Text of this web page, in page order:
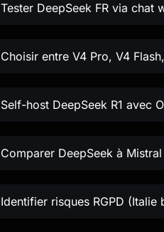
Tester DeepSeek FR via chat
Choisir entre V4 Pro, V4
Self-host DeepSeek R1 avec
Comparer DeepSeek à
Identifier risques RGPD (Italie